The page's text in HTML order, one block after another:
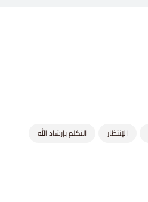
الإنتظار
التكلم بإرشاد الله